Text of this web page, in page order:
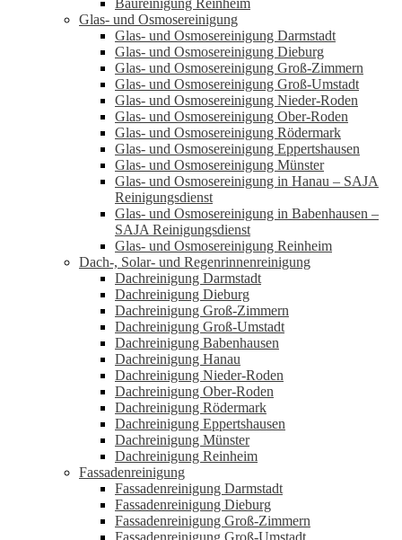
Baureinigung Reinheim
Glas- und Osmosereinigung
Glas- und Osmosereinigung Darmstadt
Glas- und Osmosereinigung Dieburg
Glas- und Osmosereinigung Groß-Zimmern
Glas- und Osmosereinigung Groß-Umstadt
Glas- und Osmosereinigung Nieder-Roden
Glas- und Osmosereinigung Ober-Roden
Glas- und Osmosereinigung Rödermark
Glas- und Osmosereinigung Eppertshausen
Glas- und Osmosereinigung Münster
Glas- und Osmosereinigung in Hanau – SAJA
Reinigungsdienst
Glas- und Osmosereinigung in Babenhausen –
SAJA Reinigungsdienst
Glas- und Osmosereinigung Reinheim
Dach-, Solar- und Regenrinnenreinigung
Dachreinigung Darmstadt
Dachreinigung Dieburg
Dachreinigung Groß-Zimmern
Dachreinigung Groß-Umstadt
Dachreinigung Babenhausen
Dachreinigung Hanau
Dachreinigung Nieder-Roden
Dachreinigung Ober-Roden
Dachreinigung Rödermark
Dachreinigung Eppertshausen
Dachreinigung Münster
Dachreinigung Reinheim
Fassadenreinigung
Fassadenreinigung Darmstadt
Fassadenreinigung Dieburg
Fassadenreinigung Groß-Zimmern
Fassadenreinigung Groß-Umstadt